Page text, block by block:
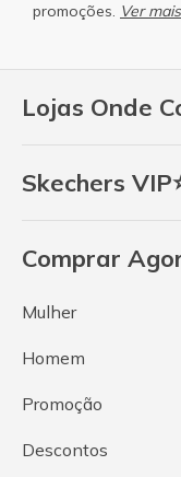
Lojas Onde
Skechers
Comprar
Mulher
Homem
Promoção
Descontos
promoções. Ver